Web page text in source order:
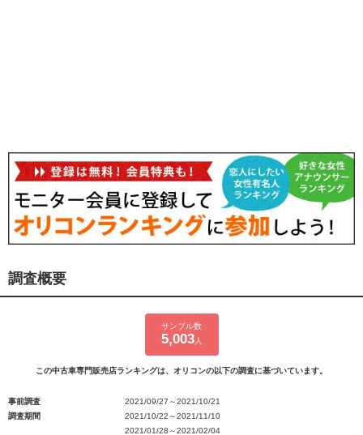
調査概要
サンプル数
5,003人
この中古車専門販売店ランキングは、オリコンの以下の調査に基づいています。
事前調査
2021/09/27～2021/10/21
調査期間
2021/10/22～2021/11/10
2021/01/28～2021/02/04